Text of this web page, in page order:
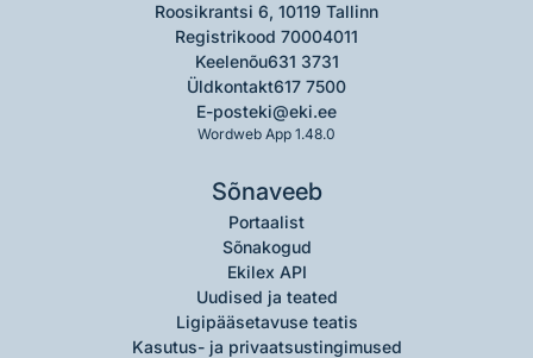
Roosikrantsi 6, 10119 Tallinn
Registrikood 70004011
Keelenõu631 3731
Üldkontakt617 7500
E-posteki@eki.ee
Wordweb App 1.48.0
Sõnaveeb
Portaalist
Sõnakogud
Ekilex API
Uudised ja teated
Ligipääsetavuse teatis
Kasutus- ja privaatsustingimused